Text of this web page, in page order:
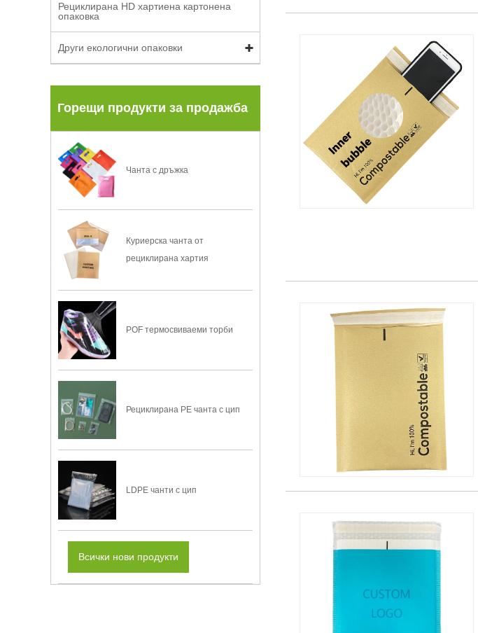
Рециклирана HD хартиена картонена
опаковка
Други екологични опаковки
Горещи продукти за продажба
Чанта с дръжка
Куриерска чанта от
рециклирана хартия
POF термосвиваеми торби
Рециклирана PE чанта с цип
LDPE чанти с цип
Всички нови продукти